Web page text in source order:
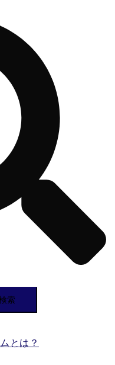
とは？